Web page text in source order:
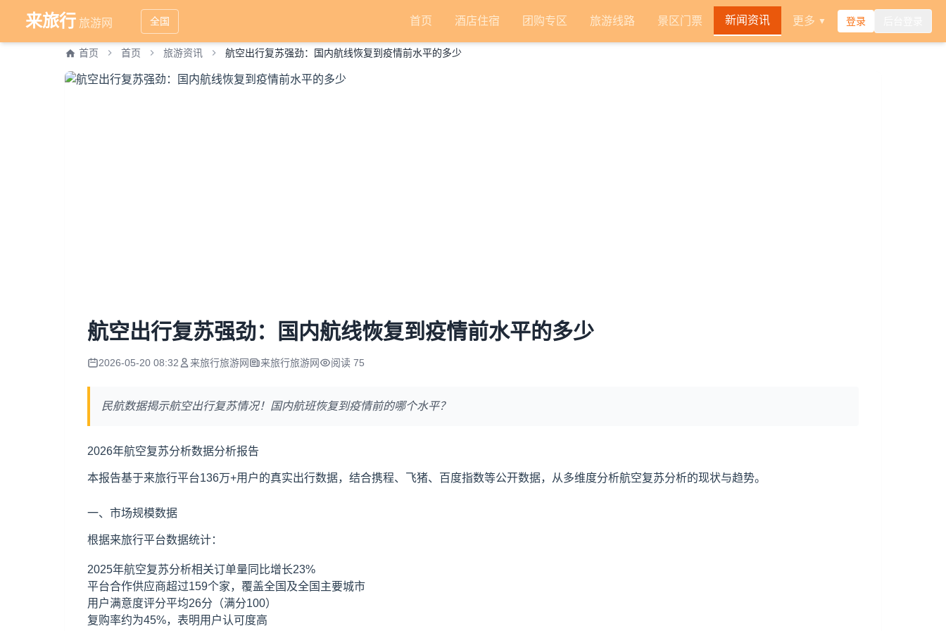
来旅行 旅游网 全国 首页 酒店住宿 团购专区 旅游线路 景区门票 新闻资讯 更多 ▼ 登录
首页 首页 旅游资讯 航空出行复苏强劲：国内航线恢复到疫情前水平的多少
航空出行复苏强劲：国内航线恢复到疫情前水平的多少
2026-05-20 08:32 来旅行旅游网 来旅行旅游网 阅读 75
民航数据揭示航空出行复苏情况！国内航班恢复到疫情前的哪个水平？
2026年航空复苏分析数据分析报告
本报告基于来旅行平台136万+用户的真实出行数据，结合携程、飞猪、百度指数等公开数据，从多维度分析航空复苏分析的现状与趋势。
一、市场规模数据
根据来旅行平台数据统计：
2025年航空复苏分析相关订单量同比增长23%
平台合作供应商超过159个家，覆盖全国及全国主要城市
用户满意度评分平均26分（满分100）
复购率约为45%，表明用户认可度高